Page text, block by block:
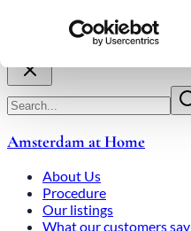
Amsterdam at Home
About Us
Procedure
Our listings
What our customers say